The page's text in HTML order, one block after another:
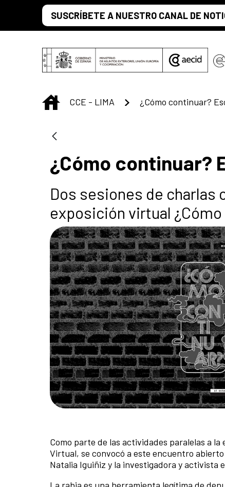
Saut au contenu principal
SUSCRÍBETE A NUESTRO CANAL DE
INICIO
CCE - LIMA ¿Cómo continuar?
¿Cómo continuar?
Dos sesiones de charlas
exposición virtual
Como parte de las actividades paralelas a la
Virtual, se convocó a este encuentro
Natalia Iguiñiz y la investigadora y activista